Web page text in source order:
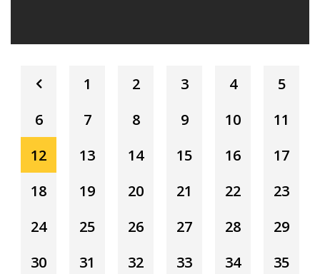
1 2 3 4
5
6
7 8 9 10
11
12
13 14 15 16
17
18
19 20 21 22
23
24
25 26 27 28
29
30
31 32 33 34
35